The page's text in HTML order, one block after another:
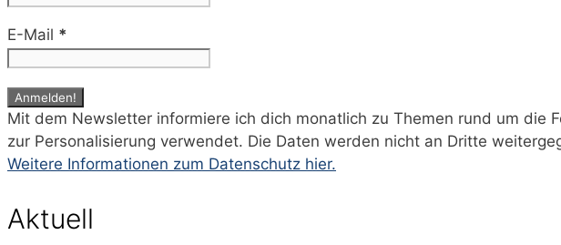
E-Mail *
Mit dem Newsletter informiere ich dich monatlich zu Themen rund um
zur Personalisierung verwendet. Die Daten werden nicht an Dritte
Weitere Informationen zum Datenschutz hier.
Aktuell